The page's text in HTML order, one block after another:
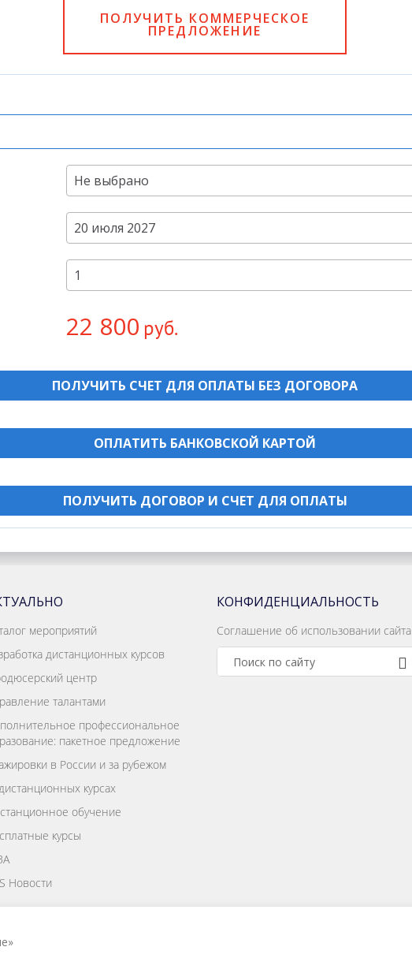
ПОЛУЧИТЬ КОММЕРЧЕСКОЕ
ПРЕДЛОЖЕНИЕ
22 800 руб.
ПОЛУЧИТЬ СЧЕТ ДЛЯ ОПЛАТЫ БЕЗ ДОГОВОРА
ОПЛАТИТЬ БАНКОВСКОЙ КАРТОЙ
ПОЛУЧИТЬ ДОГОВОР И СЧЕТ ДЛЯ ОПЛАТЫ
мероприятий
дистанционных курсов
центр
талантами
профессиональное
пакетное предложение
в России и за рубежом
курсах
обучение
курсы
Новости
КОНФИДЕНЦИАЛЬНОСТЬ
Соглашение об использовании сайта